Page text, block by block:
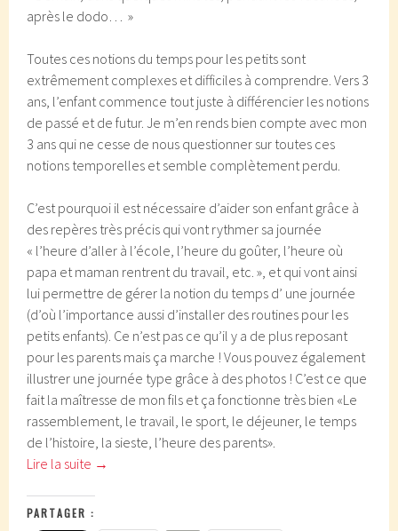
après le dodo… »
Toutes ces notions du temps pour les petits sont
extrêmement complexes et difficiles à comprendre. Vers 3
ans, l’enfant commence tout juste à différencier les notions
de passé et de futur. Je m’en rends bien compte avec mon
3 ans qui ne cesse de nous questionner sur toutes ces
notions temporelles et semble complètement perdu.
C’est pourquoi il est nécessaire d’aider son enfant grâce à
des repères très précis qui vont rythmer sa journée
« l’heure d’aller à l’école, l’heure du goûter, l’heure où
papa et maman rentrent du travail, etc. », et qui vont ainsi
lui permettre de gérer la notion du temps d’ une journée
(d’où l’importance aussi d’installer des routines pour les
petits enfants). Ce n’est pas ce qu’il y a de plus reposant
pour les parents mais ça marche ! Vous pouvez également
illustrer une journée type grâce à des photos ! C’est ce que
fait la maîtresse de mon fils et ça fonctionne très bien «Le
rassemblement, le travail, le sport, le déjeuner, le temps
de l’histoire, la sieste, l’heure des parents».
Lire la suite →
PARTAGER :